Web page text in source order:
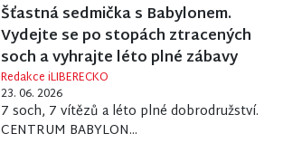
Šťastná sedmička s Babylonem.
Vydejte se po stopách ztracených
soch a vyhrajte léto plné zábavy
Redakce iLIBERECKO
23. 06. 2026
7 soch, 7 vítězů a léto plné dobrodružství.
CENTRUM BABYLON...